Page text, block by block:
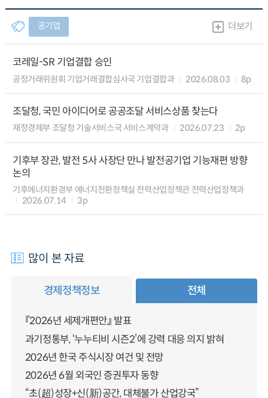
공기업 더보기
코레일-SR 기업결합 승인
공정거래위원회 기업거래결합심사국 기업결합과 2026.08.03 8p
조달청, 국민 아이디어로 공공조달 서비스상품 찾는다
재정경제부 조달청 기술서비스국 서비스계약과 2026.07.23 2p
기후부 장관, 발전 5사 사장단 만나 발전공기업 기능재편 방향
논의
기후에너지환경부 에너지전환정책실 전력산업정책관 전력산업정책과
2026.07.14
3p
많이 본 자료
경제정책정보 전체
『2026년 세제개편안』 발표
과기정통부, ‘누누티비 시즌2’에 강력 대응 의지 밝혀
2026년 한국 주식시장 여건 및 전망
2026년 6월 외국인 증권투자 동향
“초(超)성장+신(新)공간, 대체불가 산업강국”